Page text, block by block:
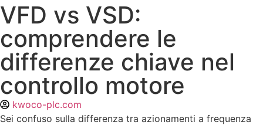
VFD vs VSD:
comprendere le
differenze chiave nel
controllo motore
kwoco-plc.com
Sei confuso sulla differenza tra azionamenti a frequenza